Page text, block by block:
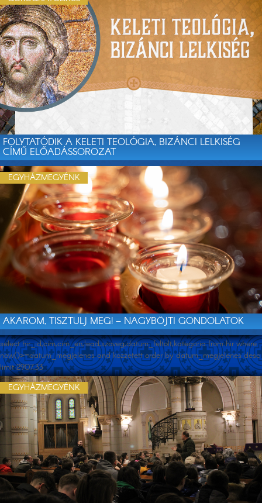
FOLYTATÓDIK A KELETI TEOLÓGIA, BIZÁNCI LELKISÉG
CÍMŰ ELŐADÁSSOROZAT
AKAROM, TISZTULJ MEG! – NAGYBÖJTI GONDOLATOK
EGYHÁZMEGYÉNK
select hir_id,cim,cim_en,lead,szoveg,datum_feltolt,kategoria from hir where
now()>=datum_megjelenes and kozzetett order by datum_megjelenes desc
limit 2907,33
EGYHÁZMEGYÉNK